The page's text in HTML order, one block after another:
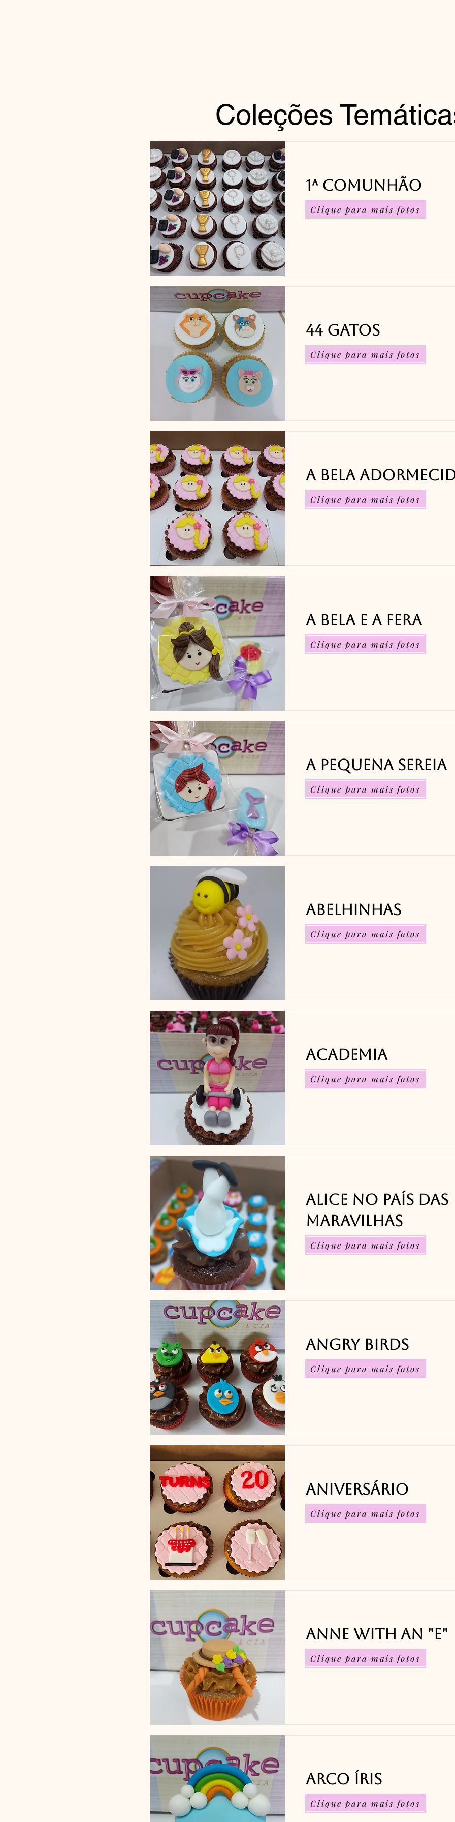
Coleções
1ª Comunhão
Clique para mais fotos
44 Gatos
Clique para mais fotos
A Bela
Clique para mais fotos
A Bela e a Fera
Clique para mais fotos
A Pequena Sereia
Clique para mais fotos
Abelhinhas
Clique para mais fotos
Academia
Clique para mais fotos
Alice no País das
Maravilhas
Clique para mais fotos
Angry Birds
Clique para mais fotos
Aniversário
Clique para mais fotos
Anne with an "E"
Clique para mais fotos
Arco Íris
Clique para mais fotos